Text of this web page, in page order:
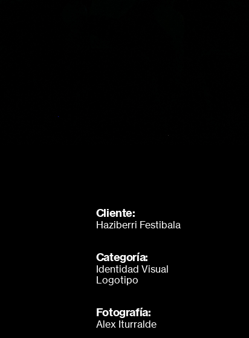
Cliente:
Haziberri Festibala
Categoría:
Identidad Visual
Logotipo
Fotografía:
Alex Iturralde